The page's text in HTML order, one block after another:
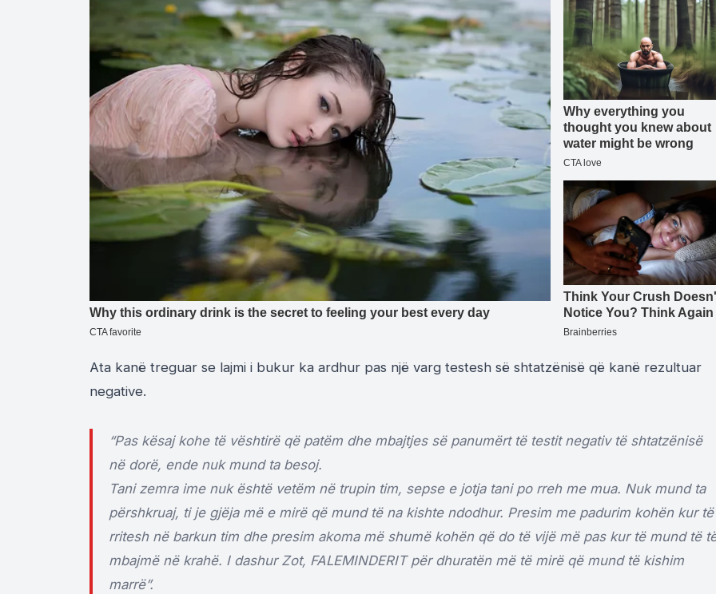
Ata kanë treguar se lajmi i bukur ka ardhur pas një varg testesh së shtatzënisë që kanë rezultuar
negative.
“Pas kësaj kohe të vështirë që patëm dhe mbajtjes së panumërt të testit negativ të shtatzënisë
në dorë, ende nuk mund ta besoj.
Tani zemra ime nuk është vetëm në trupin tim, sepse e jotja tani po rreh me mua. Nuk mund ta
përshkruaj, ti je gjëja më e mirë që mund të na kishte ndodhur. Presim me padurim kohën kur të
rritesh në barkun tim dhe presim akoma më shumë kohën që do të vijë më pas kur të mund të
mbajmë në krahë. I dashur Zot, FALEMINDERIT për dhuratën më të mirë që mund të kishim
marrë”.